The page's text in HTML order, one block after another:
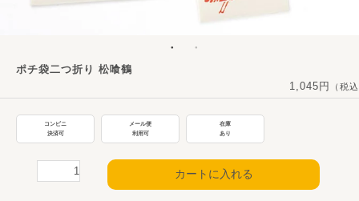
ポチ袋二つ折り 松喰鶴
1,045円
（税
コンビニ
決済可
メール便
利用可
在庫
あり